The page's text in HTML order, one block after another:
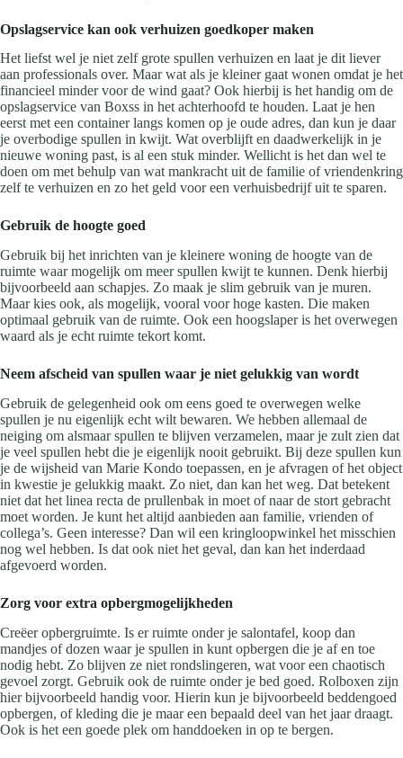
Opslagservice kan ook verhuizen goedkoper maken
Het liefst wel je niet zelf grote spullen verhuizen en laat je dit liever
aan professionals over. Maar wat als je kleiner gaat wonen omdat je het
financieel minder voor de wind gaat? Ook hierbij is het handig om de
opslagservice van Boxss in het achterhoofd te houden. Laat je hen
eerst met een container langs komen op je oude adres, dan kun je daar
je overbodige spullen in kwijt. Wat overblijft en daadwerkelijk in je
nieuwe woning past, is al een stuk minder. Wellicht is het dan wel te
doen om met behulp van wat mankracht uit de familie of vriendenkring
zelf te verhuizen en zo het geld voor een verhuisbedrijf uit te sparen.
Gebruik de hoogte goed
Gebruik bij het inrichten van je kleinere woning de hoogte van de
ruimte waar mogelijk om meer spullen kwijt te kunnen. Denk hierbij
bijvoorbeeld aan schapjes. Zo maak je slim gebruik van je muren.
Maar kies ook, als mogelijk, vooral voor hoge kasten. Die maken
optimaal gebruik van de ruimte. Ook een hoogslaper is het overwegen
waard als je echt ruimte tekort komt.
Neem afscheid van spullen waar je niet gelukkig van wordt
Gebruik de gelegenheid ook om eens goed te overwegen welke
spullen je nu eigenlijk echt wilt bewaren. We hebben allemaal de
neiging om alsmaar spullen te blijven verzamelen, maar je zult zien dat
je veel spullen hebt die je eigenlijk nooit gebruikt. Bij deze spullen kun
je de wijsheid van Marie Kondo toepassen, en je afvragen of het object
in kwestie je gelukkig maakt. Zo niet, dan kan het weg. Dat betekent
niet dat het linea recta de prullenbak in moet of naar de stort gebracht
moet worden. Je kunt het altijd aanbieden aan familie, vrienden of
collega’s. Geen interesse? Dan wil een kringloopwinkel het misschien
nog wel hebben. Is dat ook niet het geval, dan kan het inderdaad
afgevoerd worden.
Zorg voor extra opbergmogelijkheden
Creëer opbergruimte. Is er ruimte onder je salontafel, koop dan
mandjes of dozen waar je spullen in kunt opbergen die je af en toe
nodig hebt. Zo blijven ze niet rondslingeren, wat voor een chaotisch
gevoel zorgt. Gebruik ook de ruimte onder je bed goed. Rolboxen zijn
hier bijvoorbeeld handig voor. Hierin kun je bijvoorbeeld beddengoed
opbergen, of kleding die je maar een bepaald deel van het jaar draagt.
Ook is het een goede plek om handdoeken in op te bergen.